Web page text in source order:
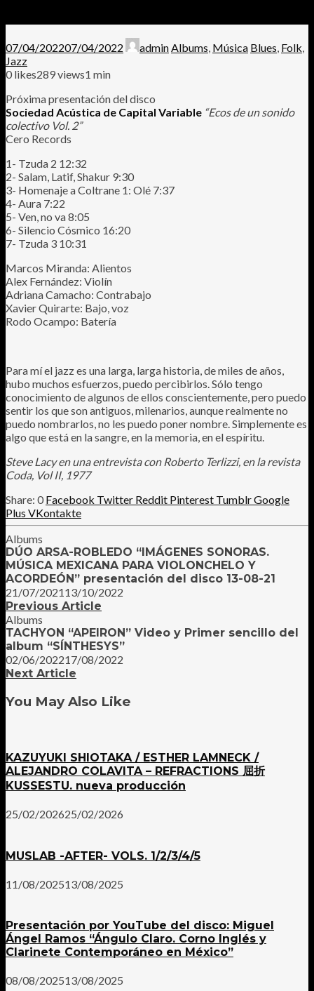
07/04/202207/04/2022 adminAlbums, Música Blues, Folk,
Jazz
0 likes289 views1 min
Próxima presentación del disco
Sociedad Acústica de Capital Variable “Ecos de un sonido
colectivo Vol. 2”
Cero Records
1- Tzuda 2 12:32
2- Salam, Latif, Shakur 9:30
3- Homenaje a Coltrane 1: Olé 7:37
4- Aura 7:22
5- Ven, no va 8:05
6- Silencio Cósmico 16:20
7- Tzuda 3 10:31
Marcos Miranda: Alientos
Alex Fernández: Violín
Adriana Camacho: Contrabajo
Xavier Quirarte: Bajo, voz
Rodo Ocampo: Batería
Para mí el jazz es una larga, larga historia, de miles de años,
hubo muchos esfuerzos, puedo percibirlos. Sólo tengo
conocimiento de algunos de ellos conscientemente, pero puedo
sentir los que son antiguos, milenarios, aunque realmente no
puedo nombrarlos, no les puedo poner nombre. Simplemente es
algo que está en la sangre, en la memoria, en el espíritu.
Steve Lacy en una entrevista con Roberto Terlizzi, en la revista
Coda, Vol II, 1977
0 Facebook Twitter Reddit Pinterest TumblrGoogle
Plus VKontakte
Albums
DÚO ARSA-ROBLEDO “IMÁGENES SONORAS.
MÚSICA MEXICANA PARA VIOLONCHELO Y
ACORDEÓN” presentación del disco 13-08-21
21/07/202113/10/2022
Previous Article
Albums
TACHYON “APEIRON” Video y Primer sencillo del
album “SÍNTHESYS”
02/06/202217/08/2022
Next Article
You May Also Like
KAZUYUKI SHIOTAKA / ESTHER LAMNECK /
ALEJANDRO COLAVITA – REFRACTIONS 屈折
KUSSESTU. nueva producción
25/02/202625/02/2026
MUSLAB -AFTER- VOLS. 1/2/3/4/5
11/08/202513/08/2025
Presentación por YouTube del disco: Miguel
Ángel Ramos “Ángulo Claro. Corno Inglés y
Clarinete Contemporáneo en México”
08/08/202513/08/2025